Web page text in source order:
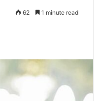
62 1 minute read